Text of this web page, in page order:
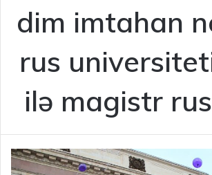
dim imtahan
rus
ilə magistr